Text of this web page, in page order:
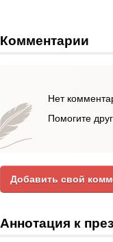
Комментарии
Нет
Помогите
Добавить свой
Аннотация к